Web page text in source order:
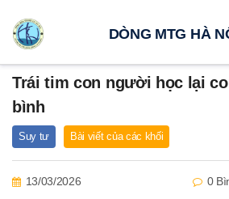
Trái tim con người học lại
bình
Suy tư Bài viết của các khối
13/03/2026 0
DÒNG MTG HÀ